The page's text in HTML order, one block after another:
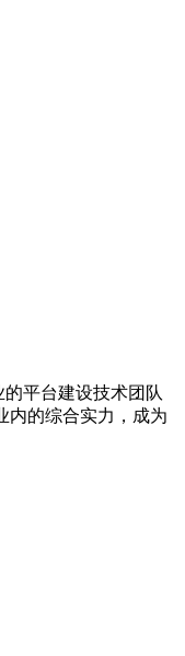
平台建设技术团队
内的综合实力，成为